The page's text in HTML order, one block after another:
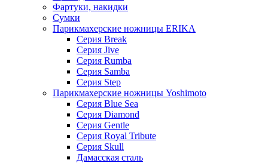
Фартуки, накидки
Сумки
Парикмахерские ножницы ERIKA
Серия Break
Серия Jive
Серия Rumba
Серия Samba
Серия Step
Парикмахерские ножницы Yoshimoto
Серия Blue Sea
Серия Diamond
Серия Gentle
Серия Royal Tribute
Серия Skull
Дамасская сталь